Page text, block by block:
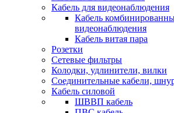
Кабель для видеонаблюдения
Кабель
видеонаблюдения
Кабель витая пара
Розетки
Сетевые фильтры
Колодки, удлинители, вилки
Соединительные кабели,
Кабель силовой
ШВВП кабель